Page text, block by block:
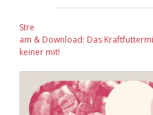
Stre
am & Download: Das
keiner mit!